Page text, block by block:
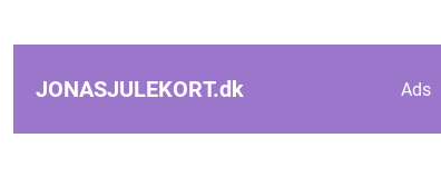
JONASJULEKORT.dk Ads